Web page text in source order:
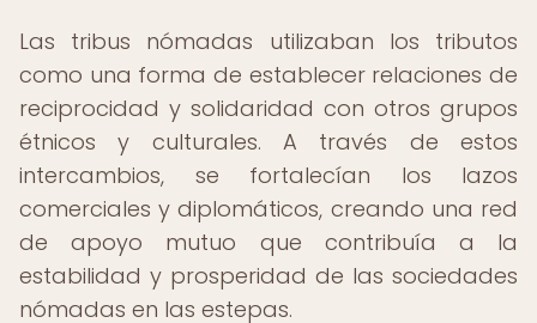
Las tribus nómadas utilizaban los tributos
como una forma de establecer relaciones de
reciprocidad y solidaridad con otros grupos
étnicos y culturales. A través de estos
intercambios, se fortalecían los lazos
comerciales y diplomáticos, creando una red
de apoyo mutuo que contribuía a la
estabilidad y prosperidad de las sociedades
nómadas en las estepas.